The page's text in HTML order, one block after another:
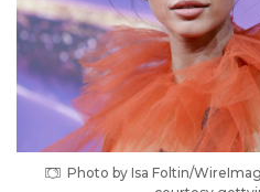
Photo by Isa Foltin/